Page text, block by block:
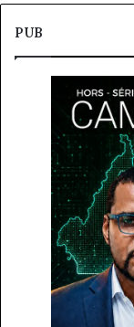
PUB